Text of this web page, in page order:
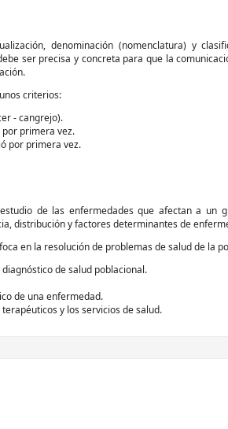
denominación (nomenclatura) y
ser precisa y concreta para que la
criterios:
- cangrejo).
por primera vez.
por primera vez.
de las enfermedades que afectan a un
distribución y factores determinantes de
en la resolución de problemas de salud de la
de salud poblacional.
de una enfermedad.
y los servicios de salud.